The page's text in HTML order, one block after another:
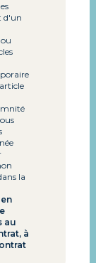
d'un
la
au
à